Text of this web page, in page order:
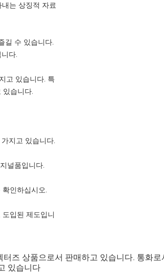
는 상징적 자료
길 수 있습니다.
다.
고 있습니다. 특
있습니다.
지고 있습니다.
널품입니다.
인하십시오.
입된 제도입니
즈 상품으로서 판매하고 있습니다. 통화
있습니다